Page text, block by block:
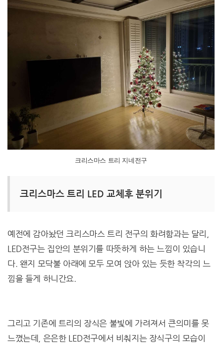
크리스마스 트리 지네전구
크리스마스 트리 LED 교체후 분위기
예전에 감아놨던 크리스마스 트리 전구의 화려함과는 달리,
LED전구는 집안의 분위기를 따뜻하게 하는 느낌이 있습니
다. 왠지 모닥불 아래에 모두 모여 앉아 있는 듯한 착각의 느
낌을 들게 하니간요.
그리고 기존에 트리의 장식은 불빛에 가려져서 큰의미를 못
느꼈는데, 은은한 LED전구에서 비춰지는 장식구의 모습이